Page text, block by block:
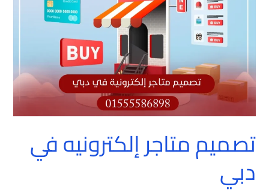
تصميم متاجر إلكترونيه في
دبي